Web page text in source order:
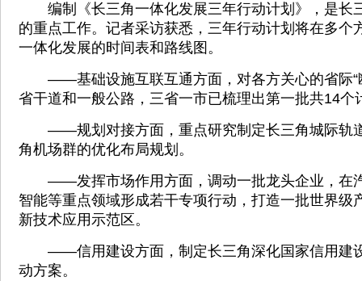
编制《长三角一体化发展三年行动计划》，是长
的重点工作。记者采访获悉，三年行动计划将在多个
一体化发展的时间表和路线图。
——基础设施互联互通方面，对各方关心的省际“
省干道和一般公路，三省一市已梳理出第一批共14个
——规划对接方面，重点研究制定长三角城际轨
角机场群的优化布局规划。
——发挥市场作用方面，调动一批龙头企业，在
智能等重点领域形成若干专项行动，打造一批世界级
新技术应用示范区。
——信用建设方面，制定长三角深化国家信用建
动方案。